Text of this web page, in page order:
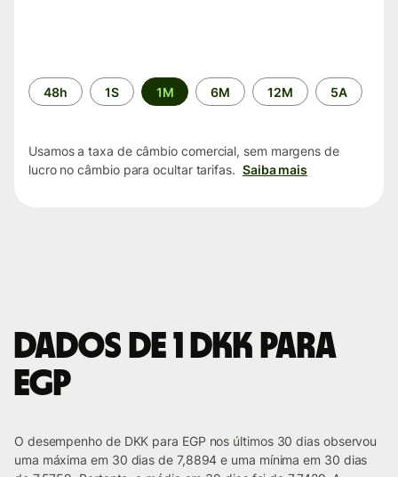
Período
de
48h 1S 1M 6M 12M 5A
Usamos a taxa de câmbio comercial, sem margens de
lucro no câmbio para ocultar tarifas. Saiba mais
Dados de 1 DKK para
EGP
O desempenho de DKK para EGP nos últimos 30 dias observou
uma máxima em 30 dias de 7,8894 e uma mínima em 30 dias